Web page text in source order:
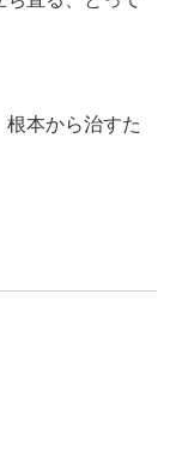
根本から治すた